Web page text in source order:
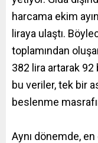
harcama ekim
liraya ulaştı.
toplamından
382 lira artarak 92
bu veriler, tek bir
beslenme
Aynı dönemde,